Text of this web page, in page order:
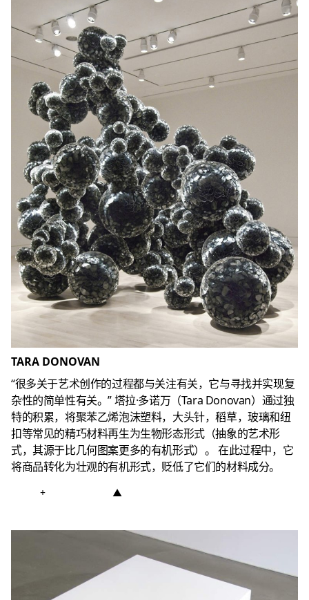
TARA DONOVAN
“很多关于艺术创作的过程都与关注有关，它与寻找并实现复
杂性的简单性有关。”塔拉·多诺万（Tara Donovan）通过独
特的积累，将聚苯乙烯泡沫塑料，大头针，稻草，玻璃和纽
扣等常见的精巧材料再生为生物形态形式（抽象的艺术形
式，其源于比几何图案更多的有机形式）。 在此过程中，它
将商品转化为壮观的有机形式，贬低了它们的材料成分。
+ ▲